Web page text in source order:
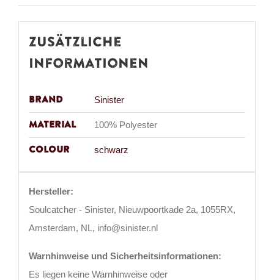
Zusätzliche
Informationen
Brand Sinister
Material 100% Polyester
Colour schwarz
Hersteller:
Soulcatcher - Sinister, Nieuwpoortkade 2a, 1055RX,
Amsterdam, NL, info@sinister.nl
Warnhinweise und Sicherheitsinformationen:
Es liegen keine Warnhinweise oder